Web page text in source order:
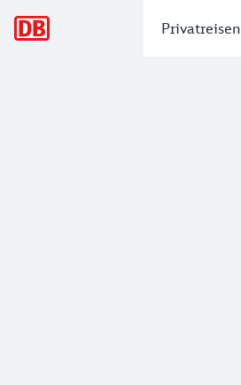
Privatreisen